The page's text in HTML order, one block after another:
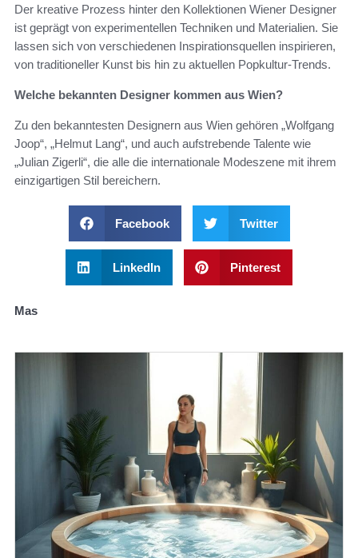
Der kreative Prozess hinter den Kollektionen Wiener Designer
ist geprägt von experimentellen Techniken und Materialien. Sie
lassen sich von verschiedenen Inspirationsquellen inspirieren,
von traditioneller Kunst bis hin zu aktuellen Popkultur-Trends.
Welche bekannten Designer kommen aus Wien?
Zu den bekanntesten Designern aus Wien gehören „Wolfgang
Joop“, „Helmut Lang“, und auch aufstrebende Talente wie
„Julian Zigerli“, die alle die internationale Modeszene mit ihrem
einzigartigen Stil bereichern.
Facebook Twitter
LinkedIn Pinterest
Mas